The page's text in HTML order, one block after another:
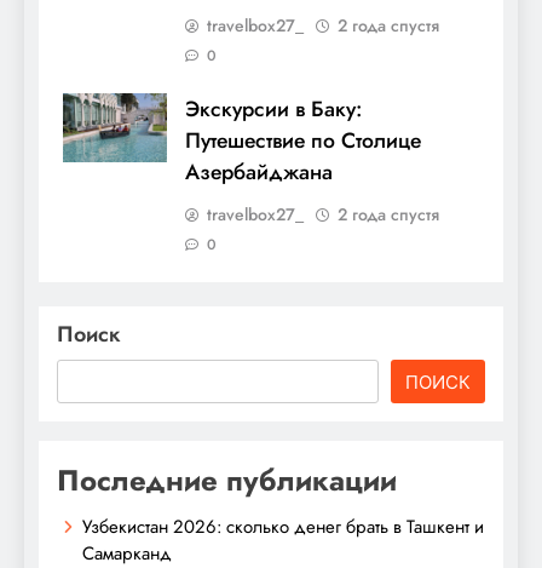
travelbox27_ 2 года спустя
0
Экскурсии в Баку:
Путешествие по Столице
Азербайджана
travelbox27_ 2 года спустя
0
Поиск
ПОИСК
Последние публикации
Узбекистан 2026: сколько денег брать в Ташкент и
Самарканд